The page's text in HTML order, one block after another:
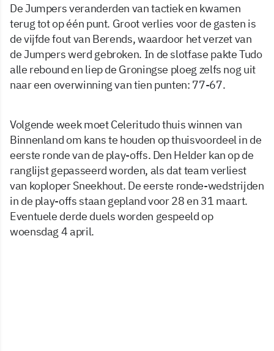
De Jumpers veranderden van tactiek en kwamen
terug tot op één punt. Groot verlies voor de gasten is
de vijfde fout van Berends, waardoor het verzet van
de Jumpers werd gebroken. In de slotfase pakte Tudo
alle rebound en liep de Groningse ploeg zelfs nog uit
naar een overwinning van tien punten: 77-67.
Volgende week moet Celeritudo thuis winnen van
Binnenland om kans te houden op thuisvoordeel in de
eerste ronde van de play-offs. Den Helder kan op de
ranglijst gepasseerd worden, als dat team verliest
van koploper Sneekhout. De eerste ronde-wedstrijden
in de play-offs staan gepland voor 28 en 31 maart.
Eventuele derde duels worden gespeeld op
woensdag 4 april.